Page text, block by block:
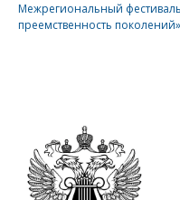
Межрегиональный
преемственность